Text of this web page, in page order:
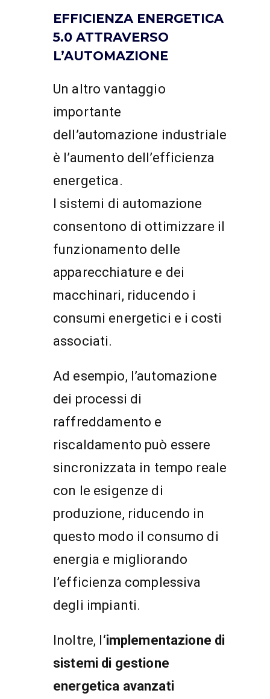
EFFICIENZA ENERGETICA
5.0 ATTRAVERSO
L’AUTOMAZIONE
Un altro vantaggio
importante
dell’automazione industriale
è l’aumento dell’efficienza
energetica.
I sistemi di automazione
consentono di ottimizzare il
funzionamento delle
apparecchiature e dei
macchinari, riducendo i
consumi energetici e i costi
associati.
Ad esempio, l’automazione
dei processi di
raffreddamento e
riscaldamento può essere
sincronizzata in tempo reale
con le esigenze di
produzione, riducendo in
questo modo il consumo di
energia e migliorando
l’efficienza complessiva
degli impianti.
Inoltre, l ‘implementazione di
sistemi di gestione
energetica avanzati